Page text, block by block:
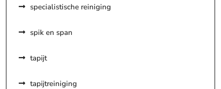
specialistische reiniging
spik en span
tapijt
tapijtreiniging